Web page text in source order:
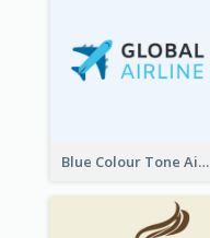
Blue Colour Tone Airplane Logo